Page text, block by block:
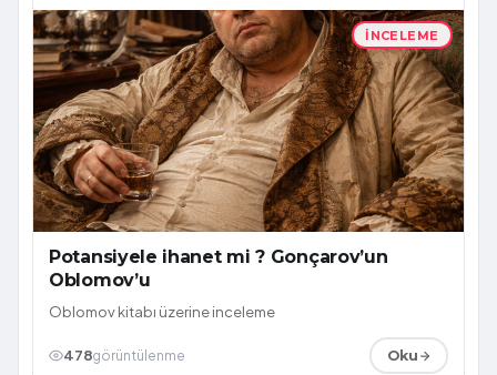
İNCELEME
Potansiyele ihanet mi ? Gonçarov’un
Oblomov’u
Oblomov kitabı üzerine inceleme
478görüntülenme Oku